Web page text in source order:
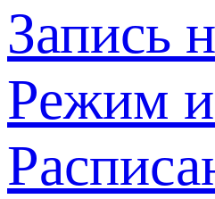
Запись
Режим